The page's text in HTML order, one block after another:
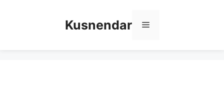
Kusnendar Menu